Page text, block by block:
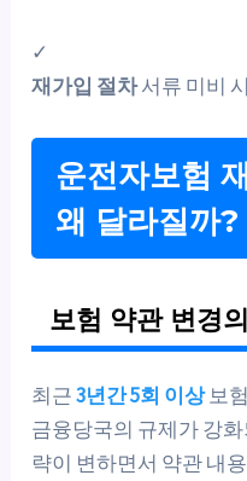
✓
재가입 절차서류 미비
운전자보험
왜 달라질까?
보험 약관 변경
최근3년간 5회 이상보
금융당국의 규제가 강
략이 변하면서 약관 내